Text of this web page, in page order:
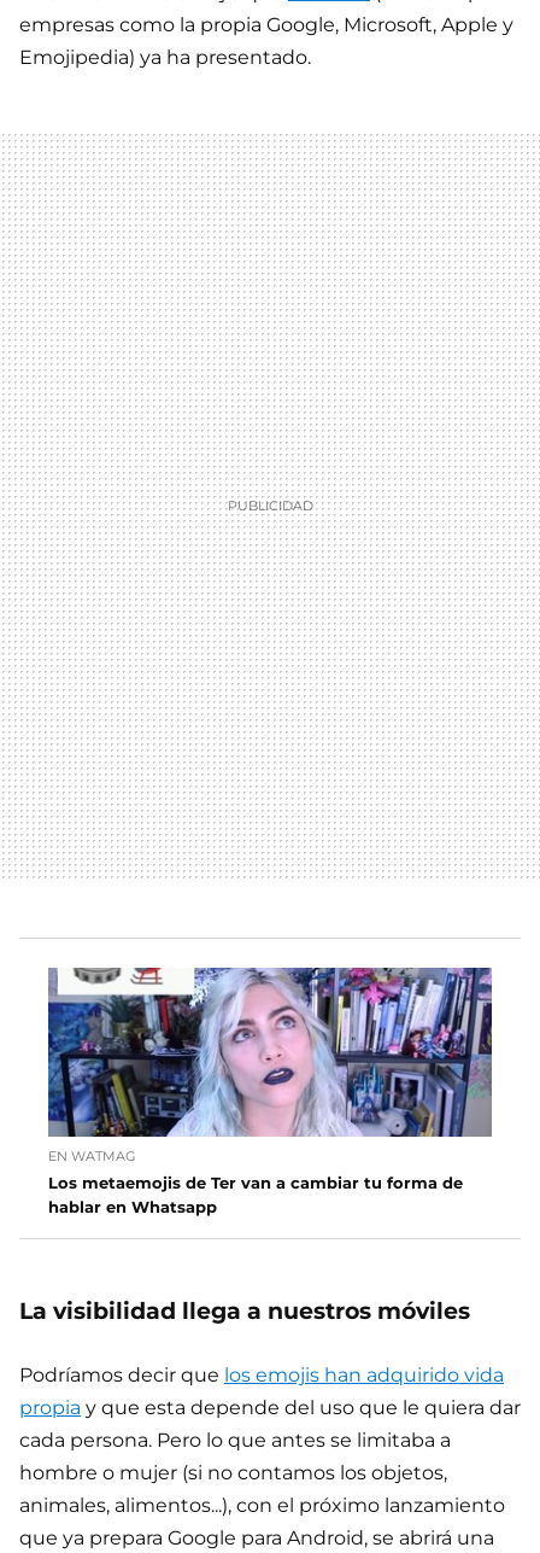
empresas como la propia Google, Microsoft, Apple y
Emojipedia) ya ha presentado.
EN WATMAG
Los metaemojis de Ter van a cambiar tu forma de
hablar en Whatsapp
La visibilidad llega a nuestros móviles
Podríamos decir que los emojis han adquirido vida
propia y que esta depende del uso que le quiera dar
cada persona. Pero lo que antes se limitaba a
hombre o mujer (si no contamos los objetos,
animales, alimentos...), con el próximo lanzamiento
que ya prepara Google para Android, se abrirá una